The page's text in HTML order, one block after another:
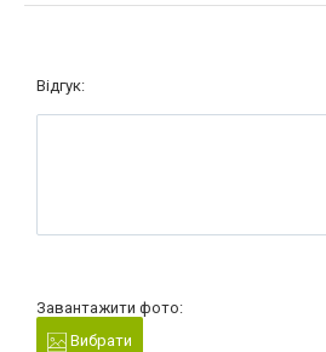
Відгук:
Завантажити фото:
Вибрати